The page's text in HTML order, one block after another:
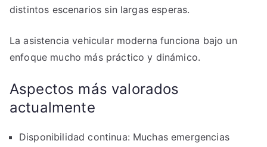
distintos escenarios sin largas esperas.
La asistencia vehicular moderna funciona bajo un
enfoque mucho más práctico y dinámico.
Aspectos más valorados
actualmente
Disponibilidad continua: Muchas emergencias